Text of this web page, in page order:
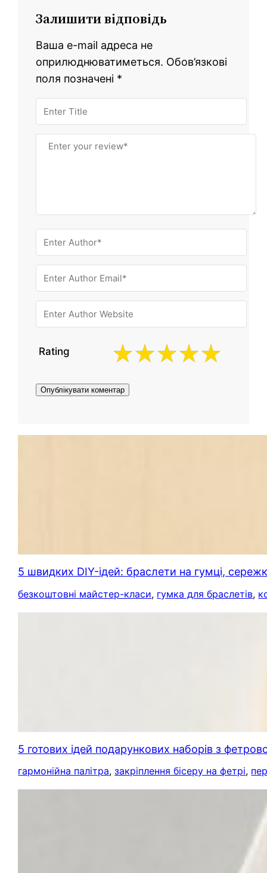
Залишити відповідь
Ваша e-mail адреса не
оприлюднюватиметься. Обов’язкові
поля позначені *
Rating
5 швидких DIY-ідей: браслети на гумці,
безкоштовні майстер-класи, гумка для браслетів,
5 готових ідей подарункових наборів з
гармонійна палітра, закріплення бісеру на фетрі,